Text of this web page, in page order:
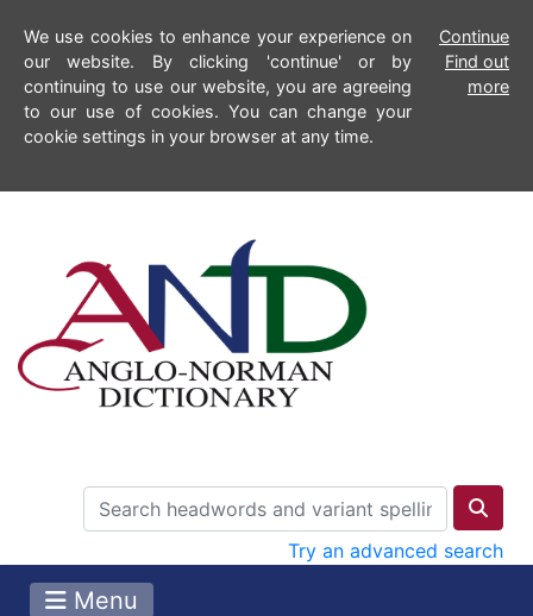
We use cookies to enhance your experience on
our website. By clicking 'continue' or by
continuing to use our website, you are agreeing
to our use of cookies. You can change your
cookie settings in your browser at any time.
Continue
Find out
more
Try an advanced search
Menu